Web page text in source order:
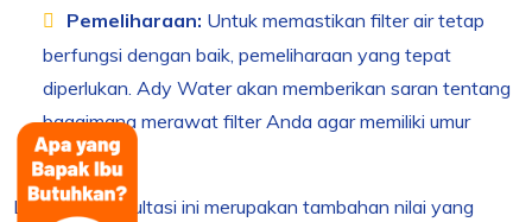
Pemeliharaan: Untuk memastikan filter air tetap
berfungsi dengan baik, pemeliharaan yang tepat
diperlukan. Ady Water akan memberikan saran tentang
bagaimana merawat filter Anda agar memiliki umur
panjang.
Layanan konsultasi ini merupakan tambahan nilai yang